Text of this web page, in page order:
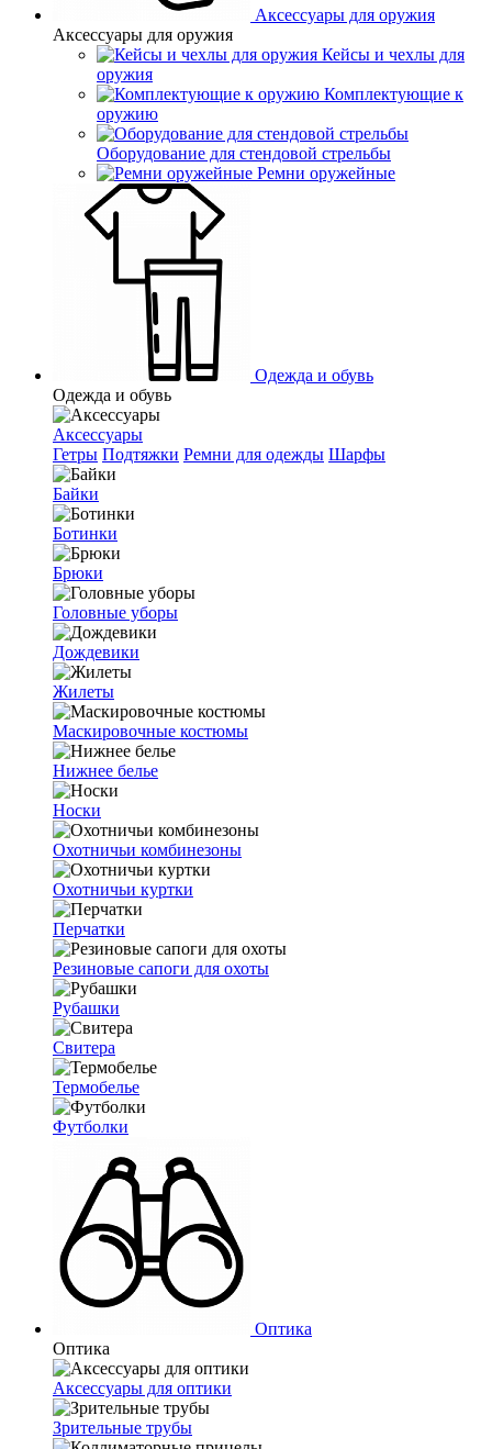
Аксессуары для оружия
Аксессуары для оружия
Кейсы и чехлы для
оружия
Комплектующие к
оружию
Оборудование для стендовой стрельбы
Ремни оружейные
Одежда и обувь
Одежда и обувь
Аксессуары
Гетры Подтяжки Ремни для одежды Шарфы
Байки
Ботинки
Брюки
Головные уборы
Дождевики
Жилеты
Маскировочные костюмы
Нижнее белье
Носки
Охотничьи комбинезоны
Охотничьи куртки
Перчатки
Резиновые сапоги для охоты
Рубашки
Свитера
Термобелье
Футболки
Оптика
Оптика
Аксессуары для оптики
Зрительные трубы